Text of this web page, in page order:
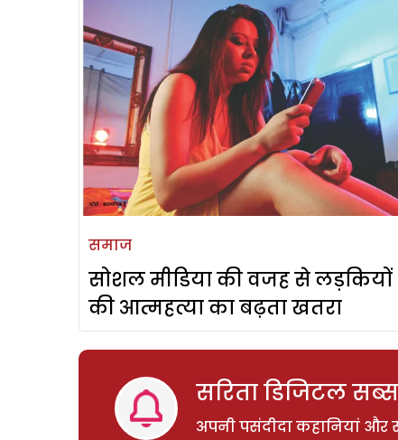
समाज
सोशल मीडिया की वजह से लड़कियों
की आत्महत्या का बढ़ता खतरा
सरिता डिजिटल
अपनी पसंदीदा कहानियां और